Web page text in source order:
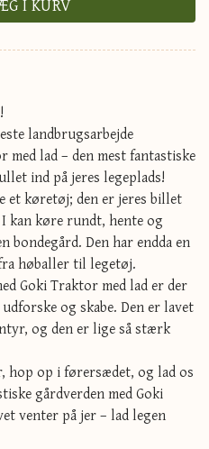
I KURV
landbrugsarbejde
med lad – den mest fantastiske
ind på jeres legeplads!
et køretøj; den er jeres billet
kan køre rundt, hente og
bondegård. Den har endda en
høballer til legetøj.
Goki Traktor med lad er der
og skabe. Den er lavet
og den er lige så stærk
hop op i førersædet, og lad os
gårdverden med Goki
venter på jer – lad legen